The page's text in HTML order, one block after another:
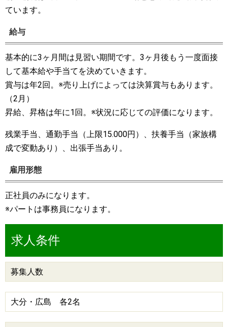
ています。
給与
基本的に3ヶ月間は見習い期間です。3ヶ月後もう一度面接
して基本給や手当てを決めていきます。
賞与は年2回。※売り上げによっては決算賞与もあります。
（2月）
昇給、昇格は年に1回。※状況に応じての評価になります。
残業手当、通勤手当（上限15.000円）、扶養手当（家族構
成で変動あり）、出張手当あり。
雇用形態
正社員のみになります。
※パートは事務員になります。
求人条件
募集人数
大分・広島 各2名